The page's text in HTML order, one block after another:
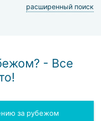
расширенный поиск
- Все
за рубежом